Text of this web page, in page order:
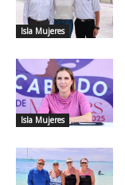
Isla Mujeres
Isla Mujeres